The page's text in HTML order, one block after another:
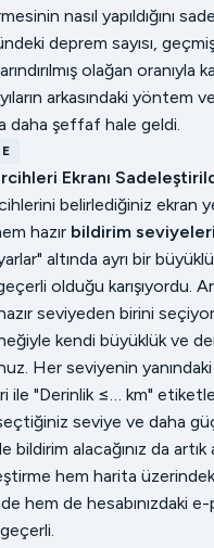
nasıl yapıldığını
deprem sayısı, geçmiş
olağan oranıyla
arkasındaki yöntem
daha şeffaf hale geldi.
Ekranı
belirlediğiniz ekran
hazır bildirim seviyeleri
altında ayrı bir
olduğu karışıyordu.
seviyeden birini
kendi büyüklük ve
Her seviyenin
ile "Derinlik ≤… km"
seviye ve daha
bildirim alacağınız da artık
hem harita
hem de hesabınızdaki